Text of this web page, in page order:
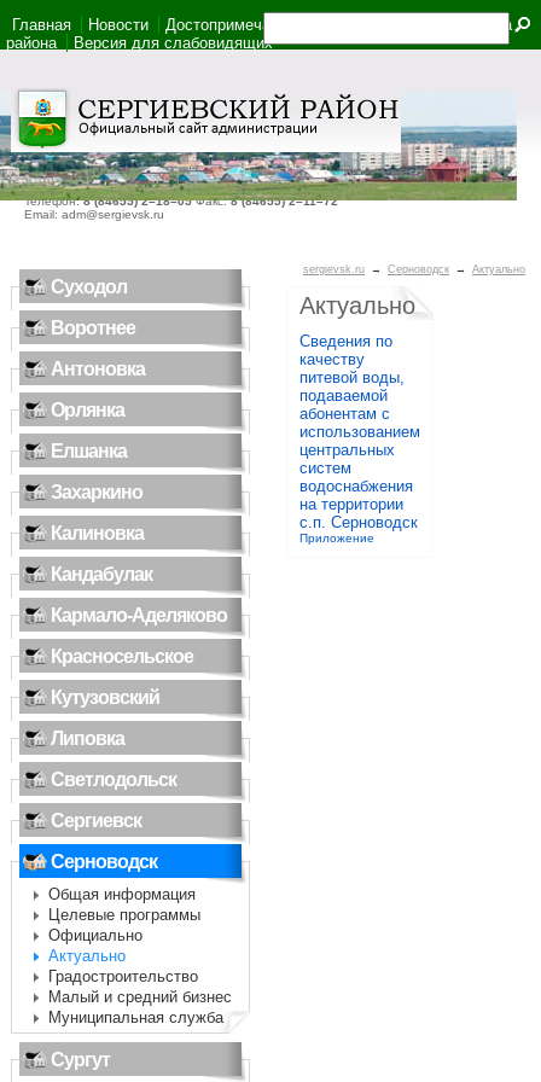
446540, Самарская область, село Сергиевск, ул. Ленина, дом 22
Телефон:8 (84655) 2–18–05Факс:8 (84655) 2–11–72
Email: adm@sergievsk.ru
Главная Новости Достопримечательности
Карта
района
Версия для слабовидящих
Суходол
Воротнее
Антоновка
Орлянка
Елшанка
Захаркино
Калиновка
Кандабулак
Кармало-Аделяково
Красносельское
Кутузовский
Липовка
Светлодольск
Сергиевск
Серноводск
Общая информация
Целевые программы
Официально
Актуально
Градостроительство
Малый и средний бизнес
Муниципальная служба
Сургут
sergievsk.ru → Серноводск → Актуально
Актуально
Сведения по
качеству
питевой воды,
подаваемой
абонентам с
использованием
центральных
систем
водоснабжения
на территории
с.п. Серноводск
Приложение